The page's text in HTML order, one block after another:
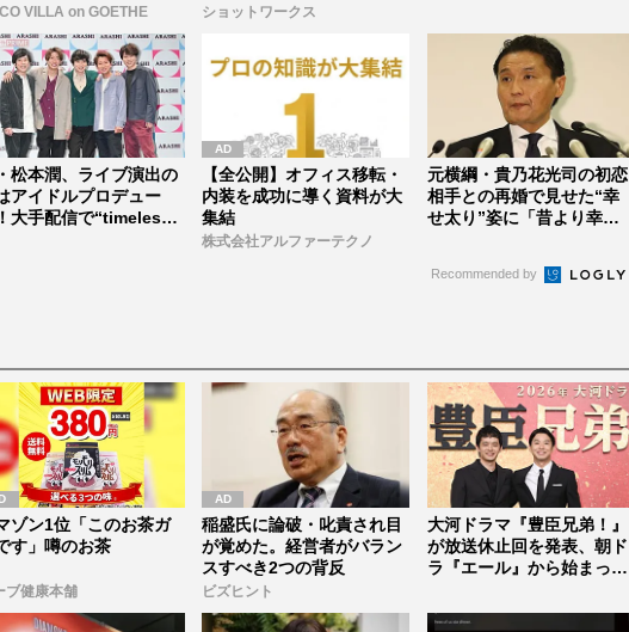
VILLA on GOETHE ショットワークス
松本潤、ライブ演出の
アイドルプロデュー
大手配信で“timelesz
【全公開】オフィス移転・
内装を成功に導く資料が大
集結
株式会社アルファーテクノ
元横綱・貴乃花光司の初恋
相手との再婚で見せた“幸
せ太り”姿に「昔より幸せ
Recommended by
ゾン1位「このお茶ガ
す」噂のお茶
ブ健康本舗
稲盛氏に論破・叱責され目
が覚めた。経営者がバラン
スすべき2つの背反
ビズヒント
大河ドラマ『豊臣兄弟！』
が放送休止回を発表、朝ド
ラ『エール』から始まった